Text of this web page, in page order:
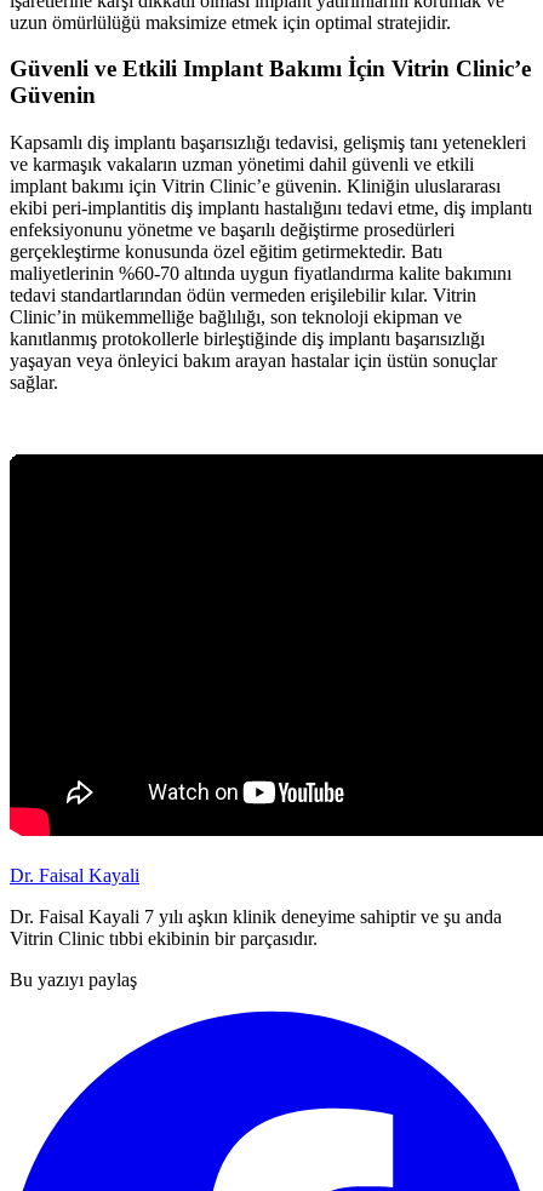
uzun ömürlülüğü maksimize etmek için optimal stratejidir.
Güvenli ve Etkili Implant Bakımı İçin Vitrin Clinic’e
Güvenin
Kapsamlı diş implantı başarısızlığı tedavisi, gelişmiş tanı yetenekleri
ve karmaşık vakaların uzman yönetimi dahil güvenli ve etkili
implant bakımı için Vitrin Clinic’e güvenin. Kliniğin uluslararası
ekibi peri-implantitis diş implantı hastalığını tedavi etme, diş implantı
enfeksiyonunu yönetme ve başarılı değiştirme prosedürleri
gerçekleştirme konusunda özel eğitim getirmektedir. Batı
maliyetlerinin %60-70 altında uygun fiyatlandırma kalite bakımını
tedavi standartlarından ödün vermeden erişilebilir kılar. Vitrin
Clinic’in mükemmelliğe bağlılığı, son teknoloji ekipman ve
kanıtlanmış protokollerle birleştiğinde diş implantı başarısızlığı
yaşayan veya önleyici bakım arayan hastalar için üstün sonuçlar
sağlar.
Dr. Faisal Kayali
Dr. Faisal Kayali 7 yılı aşkın klinik deneyime sahiptir ve şu anda
Vitrin Clinic tıbbi ekibinin bir parçasıdır.
Bu yazıyı paylaş